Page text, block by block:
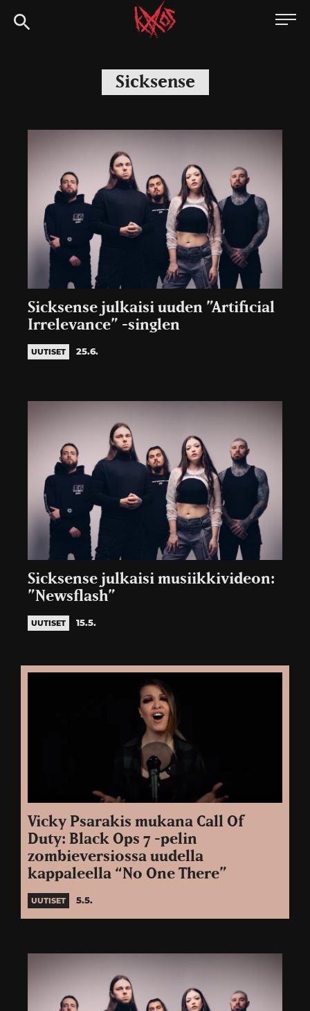
Siirry
suoraan
Kaaoszine
Sicksense
Sicksense julkaisi uuden ”Artificial
Irrelevance” -singlen
UUTISET 25.6.
Sicksense julkaisi musiikkivideon:
”Newsflash”
UUTISET 15.5.
Vicky Psarakis mukana Call Of
Duty: Black Ops 7 -pelin
zombieversiossa uudella
kappaleella “No One There”
UUTISET 5.5.